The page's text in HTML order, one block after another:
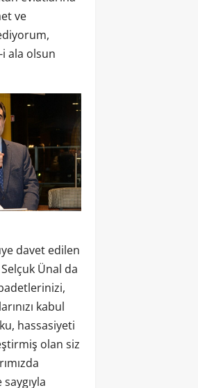
ve
i ala olsun
davet edilen
Ünal da
kabul
hassasiyeti
olan siz